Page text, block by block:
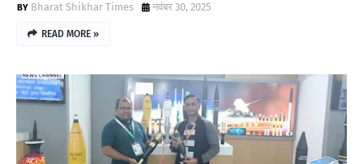
Bharat Shikhar Times
नवंबर 30, 2025
READ MORE »